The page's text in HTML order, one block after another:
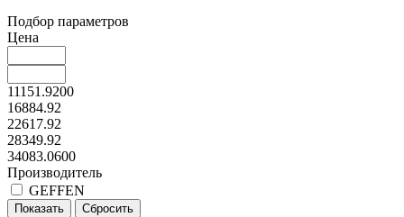
Подбор параметров
Цена
11151.9200
16884.92
22617.92
28349.92
34083.0600
Производитель
GEFFEN